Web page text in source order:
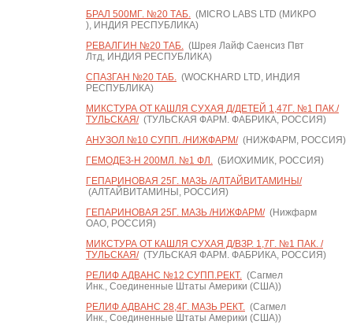
БРАЛ 500МГ. №20 ТАБ.(MICRO LABS LTD (МИКРО
), ИНДИЯ РЕСПУБЛИКА)
РЕВАЛГИН №20 ТАБ.(Шрея Лайф Саенсиз Пвт
Лтд, ИНДИЯ РЕСПУБЛИКА)
СПАЗГАН №20 ТАБ.(WOCKHARD LTD, ИНДИЯ
РЕСПУБЛИКА)
МИКСТУРА ОТ КАШЛЯ СУХАЯ Д/ДЕТЕЙ 1,47Г. №1 ПАК./
ТУЛЬСКАЯ/(ТУЛЬСКАЯ ФАРМ. ФАБРИКА, РОССИЯ)
АНУЗОЛ №10 СУПП. /НИЖФАРМ/(НИЖФАРМ, РОССИЯ)
ГЕМОДЕЗ-Н 200МЛ. №1 ФЛ.(БИОХИМИК, РОССИЯ)
ГЕПАРИНОВАЯ 25Г. МАЗЬ /АЛТАЙВИТАМИНЫ/
(АЛТАЙВИТАМИНЫ, РОССИЯ)
ГЕПАРИНОВАЯ 25Г. МАЗЬ /НИЖФАРМ/(Нижфарм
ОАО, РОССИЯ)
МИКСТУРА ОТ КАШЛЯ СУХАЯ Д/ВЗР. 1,7Г. №1 ПАК. /
ТУЛЬСКАЯ/(ТУЛЬСКАЯ ФАРМ. ФАБРИКА, РОССИЯ)
РЕЛИФ АДВАНС №12 СУПП.РЕКТ.(Сагмел
Инк., Соединенные Штаты Америки (США))
РЕЛИФ АДВАНС 28,4Г. МАЗЬ РЕКТ.(Сагмел
Инк., Соединенные Штаты Америки (США))